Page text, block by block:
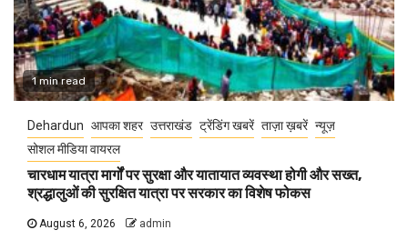
1 min read
Dehardun आपका शहर उत्तराखंड ट्रेंडिंग खबरें ताज़ा ख़बरें न्यूज़
सोशल मीडिया वायरल
चारधाम यात्रा मार्गों पर सुरक्षा और यातायात व्यवस्था होगी और सख्त,
श्रद्धालुओं की सुरक्षित यात्रा पर सरकार का विशेष फोकस
August 6, 2026 admin